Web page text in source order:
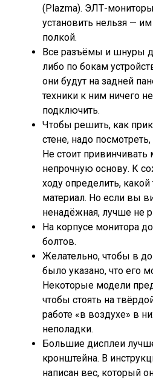
(Plazma). ЭЛТ-
установить нельзя —
полкой.
Все разъёмы и шнуры
либо по бокам
они будут на задней
техники к ним ничего
подключить.
Чтобы решить, как
стене, надо
Не стоит привинчивать
непрочную основу. К
ходу определить,
материал. Но если вы
ненадёжная, лучше не
На корпусе монитора
болтов.
Желательно, чтобы в
было указано, что его
Некоторые модели
чтобы стоять на
работе «в воздухе» в
неполадки.
Большие дисплеи
кронштейна. В
написан вес, который